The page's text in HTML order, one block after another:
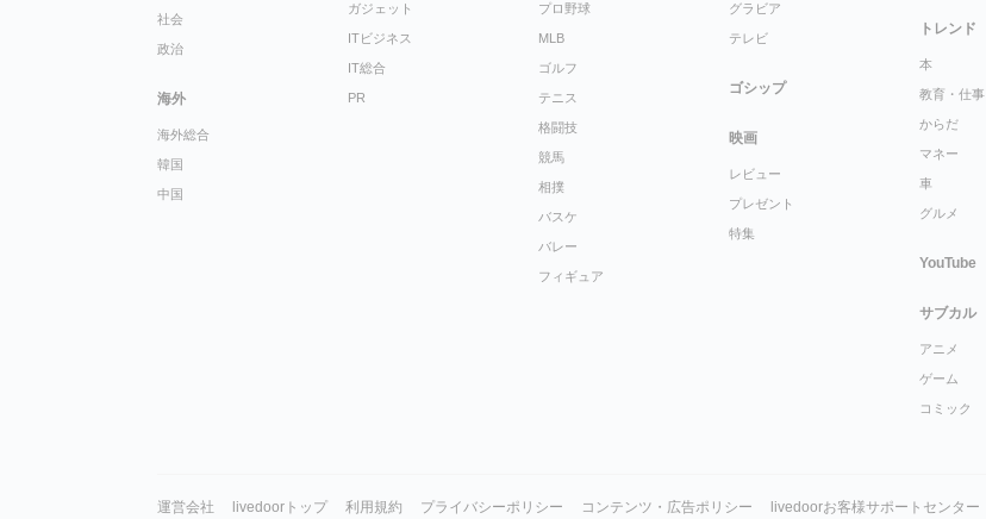
社会
政治
海外
海外総合
韓国
中国
ガジェット
ITビジネス
IT総合
PR
プロ野球
MLB
ゴルフ
テニス
格闘技
競馬
相撲
バスケ
バレー
フィギュア
グラビア
テレビ
ゴシップ
映画
レビュー
プレゼント
特集
トレンド
本
教育・仕事
からだ
マネー
車
グルメ
YouTube
サブカル
アニメ
ゲーム
コミック
運営会社 livedoorトップ 利用規約 プライバシーポリシー コンテンツ・広告ポリシー livedoorお客様サポートセンター